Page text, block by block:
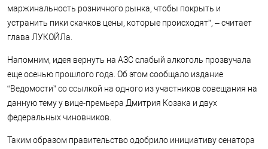
маржинальность розничного рынка, чтобы покрыть и
устранить пики скачков цены, которые происходят”, – считает
глава ЛУКОЙЛа.
Напомним, идея вернуть на АЗС слабый алкоголь прозвучала
еще осенью прошлого года. Об этом сообщало издание
“Ведомости” со ссылкой на одного из участников совещания на
данную тему у вице-премьера Дмитрия Козака и двух
федеральных чиновников.
Таким образом правительство одобрило инициативу сенатора